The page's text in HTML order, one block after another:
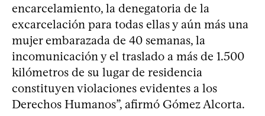
encarcelamiento, la denegatoria de la
excarcelación para todas ellas y aún más una
mujer embarazada de 40 semanas, la
incomunicación y el traslado a más de 1.500
kilómetros de su lugar de residencia
constituyen violaciones evidentes a los
Derechos Humanos”, afirmó Gómez Alcorta.